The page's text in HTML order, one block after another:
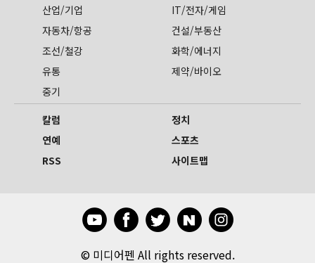
산업/기업
IT/전자/게임
자동차/항공
건설/부동산
조선/철강
화학/에너지
유통
제약/바이오
중기
칼럼
정치
연예
스포츠
RSS
사이트맵
© 미디어펜 All rights reserved.